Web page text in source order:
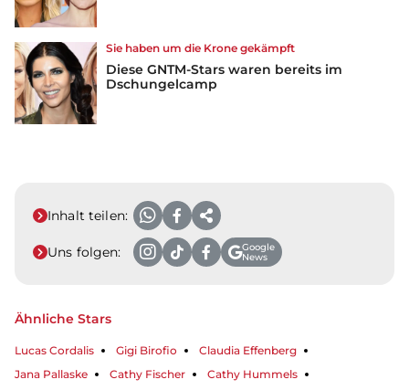
Sie haben um die Krone gekämpft
Diese GNTM-Stars waren bereits im
Dschungelcamp
Inhalt teilen:
Uns folgen:
Google
News
Ähnliche Stars
Lucas Cordalis Gigi Birofio
Claudia Effenberg
Jana Pallaske
Cathy Fischer
Cathy Hummels